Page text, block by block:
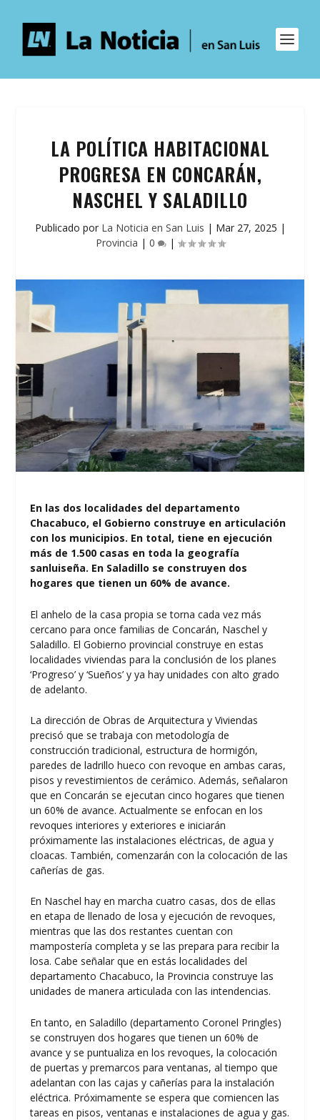
LA POLÍTICA HABITACIONAL
PROGRESA EN CONCARÁN,
NASCHEL Y SALADILLO
Publicado por La Noticia en San Luis | Mar 27, 2025 |
Provincia | 0 |
En las dos localidades del departamento
Chacabuco, el Gobierno construye en articulación
con los municipios. En total, tiene en ejecución
más de 1.500 casas en toda la geografía
sanluiseña. En Saladillo se construyen dos
hogares que tienen un 60% de avance.
El anhelo de la casa propia se torna cada vez más
cercano para once familias de Concarán, Naschel y
Saladillo. El Gobierno provincial construye en estas
localidades viviendas para la conclusión de los planes
‘Progreso’ y ‘Sueños’ y ya hay unidades con alto grado
de adelanto.
La dirección de Obras de Arquitectura y Viviendas
precisó que se trabaja con metodología de
construcción tradicional, estructura de hormigón,
paredes de ladrillo hueco con revoque en ambas caras,
pisos y revestimientos de cerámico. Además, señalaron
que en Concarán se ejecutan cinco hogares que tienen
un 60% de avance. Actualmente se enfocan en los
revoques interiores y exteriores e iniciarán
próximamente las instalaciones eléctricas, de agua y
cloacas. También, comenzarán con la colocación de las
cañerías de gas.
En Naschel hay en marcha cuatro casas, dos de ellas
en etapa de llenado de losa y ejecución de revoques,
mientras que las dos restantes cuentan con
mampostería completa y se las prepara para recibir la
losa. Cabe señalar que en estás localidades del
departamento Chacabuco, la Provincia construye las
unidades de manera articulada con las intendencias.
En tanto, en Saladillo (departamento Coronel Pringles)
se construyen dos hogares que tienen un 60% de
avance y se puntualiza en los revoques, la colocación
de puertas y premarcos para ventanas, al tiempo que
adelantan con las cajas y cañerías para la instalación
eléctrica. Próximamente se espera que comiencen las
tareas en pisos, ventanas e instalaciones de agua y gas.